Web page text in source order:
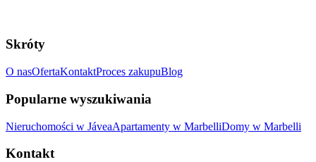
Skróty
O nasOfertaKontaktProces zakupuBlog
Popularne wyszukiwania
Nieruchomości w JáveaApartamenty w MarbelliDomy w Marbelli
Kontakt